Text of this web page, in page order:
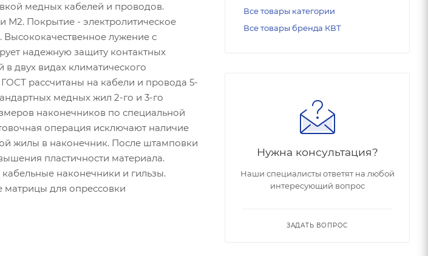
медных кабелей и проводов.
М2. Покрытие - электролитическое
лужение с
надежную защиту контактных
двух видах климатического
рассчитаны на кабели и провода 5-
медных жил 2-го и 3-го
наконечников по специальной
операция исключают наличие
жилы в наконечник. После штамповки
пластичности материала.
наконечники и гильзы.
матрицы для опрессовки
Все товары категории
Все товары бренда КВТ
Нужна консультация?
Наши специалисты ответят на любой
интересующий вопрос
ЗАДАТЬ ВОПРОС